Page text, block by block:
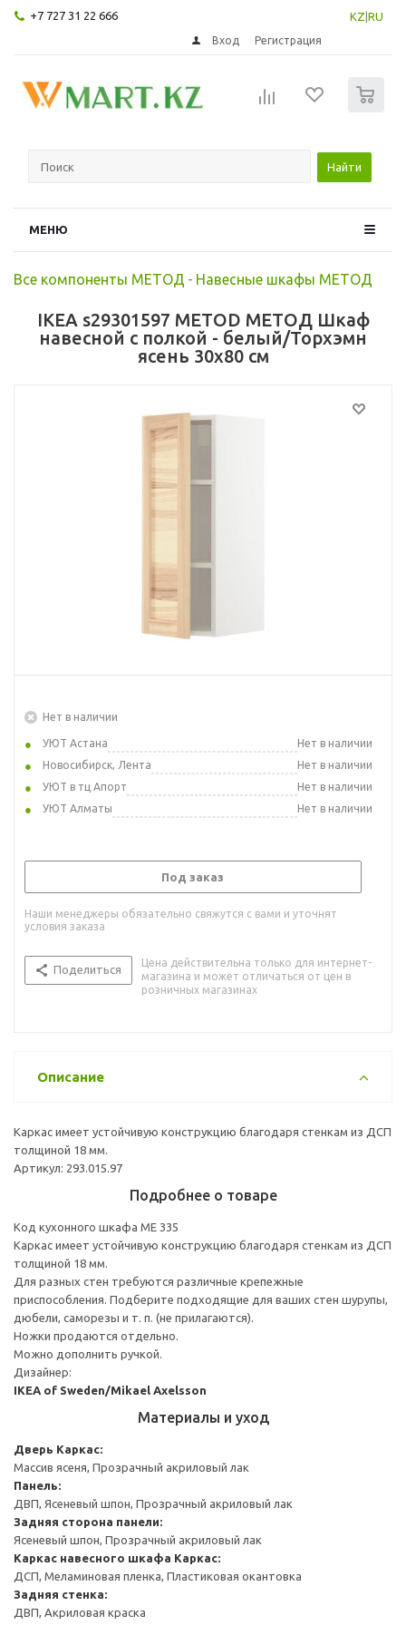
+7 727 31 22 666 KZ RU
Вход Регистрация
Найти
МЕНЮ
Все компоненты МЕТОД - Навесные шкафы МЕТОД
IKEA s29301597 METOD МЕТОД Шкаф
навесной с полкой - белый/Торхэмн
ясень 30x80 см
Нет в наличии
УЮТ Астана
Нет в наличии
Новосибирск, Лента
Нет в наличии
УЮТ в тц Апорт
Нет в наличии
УЮТ Алматы
Нет в наличии
Под заказ
Наши менеджеры обязательно свяжутся с вами и уточнят
условия заказа
Поделиться
Цена действительна только для интернет-
магазина и может отличаться от цен в
розничных магазинах
Описание
Каркас имеет устойчивую конструкцию благодаря стенкам из ДСП
толщиной 18 мм.
Артикул: 293.015.97
Подробнее о товаре
Код кухонного шкафа ME 335
Каркас имеет устойчивую конструкцию благодаря стенкам из ДСП
толщиной 18 мм.
Для разных стен требуются различные крепежные
приспособления. Подберите подходящие для ваших стен шурупы,
дюбели, саморезы и т. п. (не прилагаются).
Ножки продаются отдельно.
Можно дополнить ручкой.
Дизайнер:
IKEA of Sweden/Mikael Axelsson
Материалы и уход
Дверь Каркас:
Массив ясеня, Прозрачный акриловый лак
Панель:
ДВП, Ясеневый шпон, Прозрачный акриловый лак
Задняя сторона панели:
Ясеневый шпон, Прозрачный акриловый лак
Каркас навесного шкафа Каркас:
ДСП, Меламиновая пленка, Пластиковая окантовка
Задняя стенка:
ДВП, Акриловая краска